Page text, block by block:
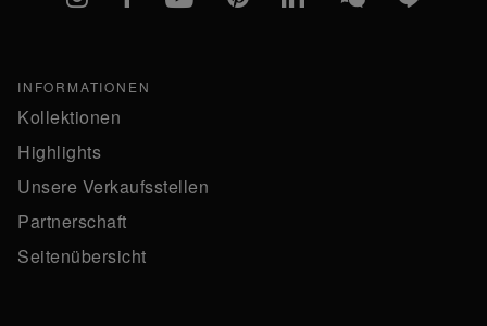
INFORMATIONEN
Kollektionen
Highlights
Unsere Verkaufsstellen
Partnerschaft
Seitenübersicht